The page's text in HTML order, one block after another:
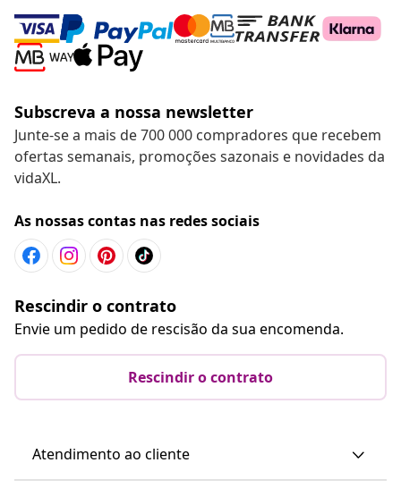
Subscreva a nossa newsletter
Junte-se a mais de 700 000 compradores que recebem
ofertas semanais, promoções sazonais e novidades da
vidaXL.
As nossas contas nas redes sociais
Rescindir o contrato
Envie um pedido de rescisão da sua encomenda.
Rescindir o contrato
Atendimento ao cliente